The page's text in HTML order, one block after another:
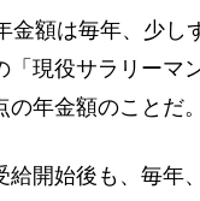
額は毎年、少し
「現役サラリーマ
年金額のことだ。
開始後も、毎年